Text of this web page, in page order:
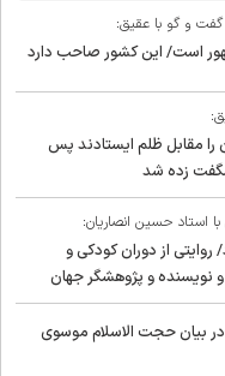
و گو با عقیق:
است/ این کشور صاحب دارد
مقابل ظلم ایستادند پس
زده شد
حسین انصاریان:
از دوران کودکی و
نویسنده و پژوهشگر جهان
حجت الاسلام موسوی